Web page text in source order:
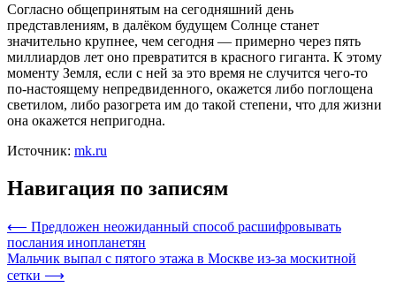
Согласно общепринятым на сегодняшний день
представлениям, в далёком будущем Солнце станет
значительно крупнее, чем сегодня — примерно через пять
миллиардов лет оно превратится в красного гиганта. К этому
моменту Земля, если с ней за это время не случится чего-то
по-настоящему непредвиденного, окажется либо поглощена
светилом, либо разогрета им до такой степени, что для жизни
она окажется непригодна.
Источник: mk.ru
Навигация по записям
⟵ Предложен неожиданный способ расшифровывать
послания инопланетян
Мальчик выпал с пятого этажа в Москве из-за москитной
сетки ⟶